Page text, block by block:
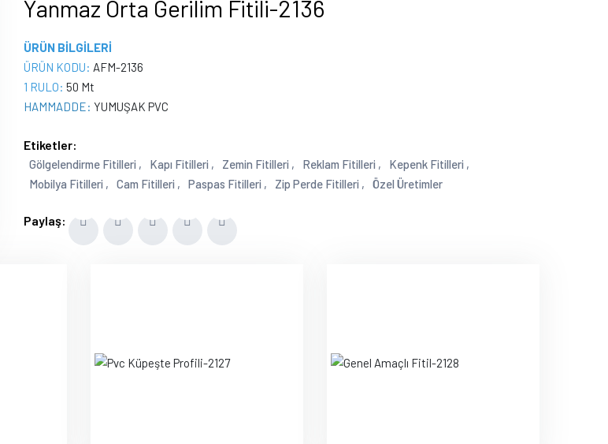
Yanmaz Orta Gerilim Fitili-2136
ÜRÜN BİLGİLERİ
ÜRÜN KODU: AFM-2136
1 RULO: 50 Mt
HAMMADDE: YUMUŞAK PVC
Etiketler:
Gölgelendirme Fitilleri , Kapı Fitilleri , Zemin Fitilleri , Reklam Fitilleri ,
Kepenk Fitilleri ,
Mobilya Fitilleri ,
Cam Fitilleri , Paspas Fitilleri , Zip Perde Fitilleri , Özel Üretimler
Paylaş: